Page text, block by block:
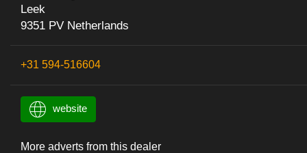
Leek
9351 PV Netherlands
+31 594-516604
website
More adverts from this dealer